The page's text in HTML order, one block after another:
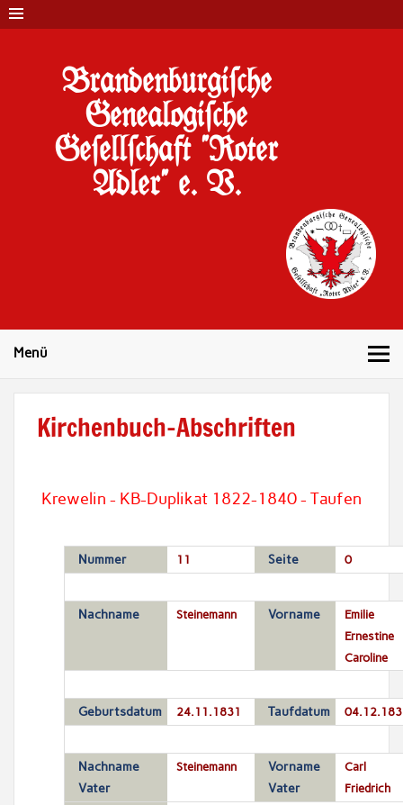
Brandenburgi#che
Genealogi#che
Ge#ell#chaft "Roter
Adler" e. V.
Menü
Kirchenbuch-Abschriften
Krewelin - KB-Duplikat 1822-1840 - Taufen
Nummer 11 Seite 0
Nachname Steinemann Vorname
Emilie
Ernestine
Caroline
Geburtsdatum 24.11.1831 Taufdatum
Nachname
Vater
Steinemann
Vorname
Vater
Carl
Friedrich